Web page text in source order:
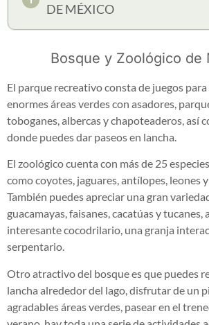
DE MÉXICO
Bosque y Zoológico de
El parque recreativo consta de juegos
enormes áreas verdes con asadores,
toboganes, albercas y chapoteaderos, así
donde puedes dar paseos en lancha.
El zoológico cuenta con más de 25
como coyotes, jaguares, antílopes, leones
También puedes apreciar una gran
guacamayas, faisanes, cacatúas y tucanes,
interesante cocodrilario, una granja
serpentario.
Otro atractivo del bosque es que puedes
lancha alrededor del lago, disfrutar de un
agradables áreas verdes, pasear en el